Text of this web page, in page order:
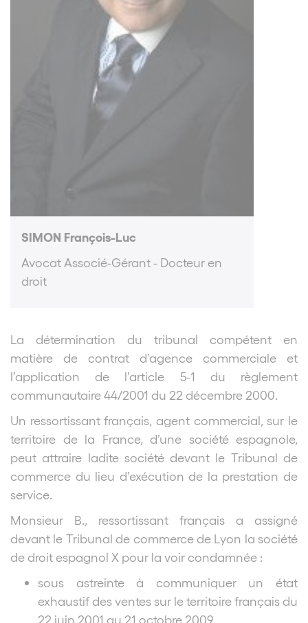
SIMON François-Luc
Avocat Associé-Gérant - Docteur en
droit
La détermination du tribunal compétent en
matière de contrat d’agence commerciale et
l’application de l’article 5-1 du règlement
communautaire 44/2001 du 22 décembre 2000.
Un ressortissant français, agent commercial, sur le
territoire de la France, d’une société espagnole,
peut attraire ladite société devant le Tribunal de
commerce du lieu d’exécution de la prestation de
service.
Monsieur B., ressortissant français a assigné
devant le Tribunal de commerce de Lyon la société
de droit espagnol X pour la voir condamnée :
sous astreinte à communiquer un état
exhaustif des ventes sur le territoire français du
22 juin 2001 au 21 octobre 2009,